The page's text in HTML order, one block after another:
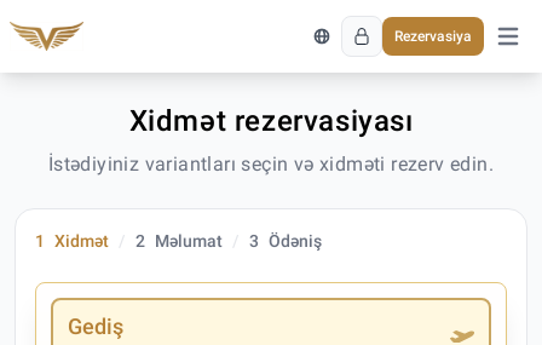
Rezervasiya
Əsas
Xidmət rezervasiyası
İstədiyiniz variantları seçin və xidməti rezerv edin.
1 Xidmət 2 Məlumat 3 Ödəniş
Gediş